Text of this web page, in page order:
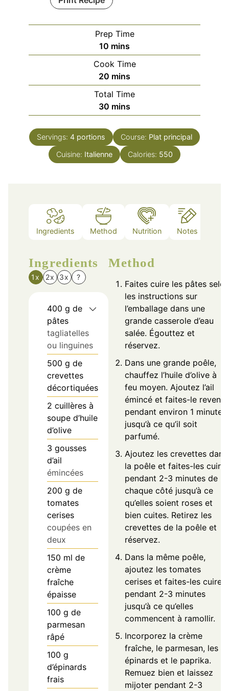
Prep Time
10 minutes
mins
Cook Time
20 minutes
mins
Total Time
30 minutes
mins
Servings: 4 portions Course: Plat principal
Cuisine: Italienne Calories: 550
Ingredients Method Nutrition Notes
Ingredients
1x 2x 3x ?
400 g de
pâtes
tagliatelles
ou linguines
500 g de
crevettes
décortiquées
2 cuillères à
soupe d’huile
d’olive
3 gousses
d’ail
émincées
200 g de
tomates
cerises
coupées en
deux
150 ml de
crème
fraîche
épaisse
100 g de
parmesan
râpé
100 g
d’épinards
frais
Method
Faites cuire les pâtes selon
les instructions sur
l’emballage dans une
grande casserole d’eau
salée. Égouttez et
réservez.
Dans une grande poêle,
chauffez l’huile d’olive à
feu moyen. Ajoutez l’ail
émincé et faites-le revenir
pendant environ 1 minute
jusqu’à ce qu’il soit
parfumé.
Ajoutez les crevettes dans
la poêle et faites-les cuire
pendant 2-3 minutes de
chaque côté jusqu’à ce
qu’elles soient roses et
bien cuites. Retirez les
crevettes de la poêle et
réservez.
Dans la même poêle,
ajoutez les tomates
cerises et faites-les cuire
pendant 2-3 minutes
jusqu’à ce qu’elles
commencent à ramollir.
Incorporez la crème
fraîche, le parmesan, les
épinards et le paprika.
Remuez bien et laissez
mijoter pendant 2-3